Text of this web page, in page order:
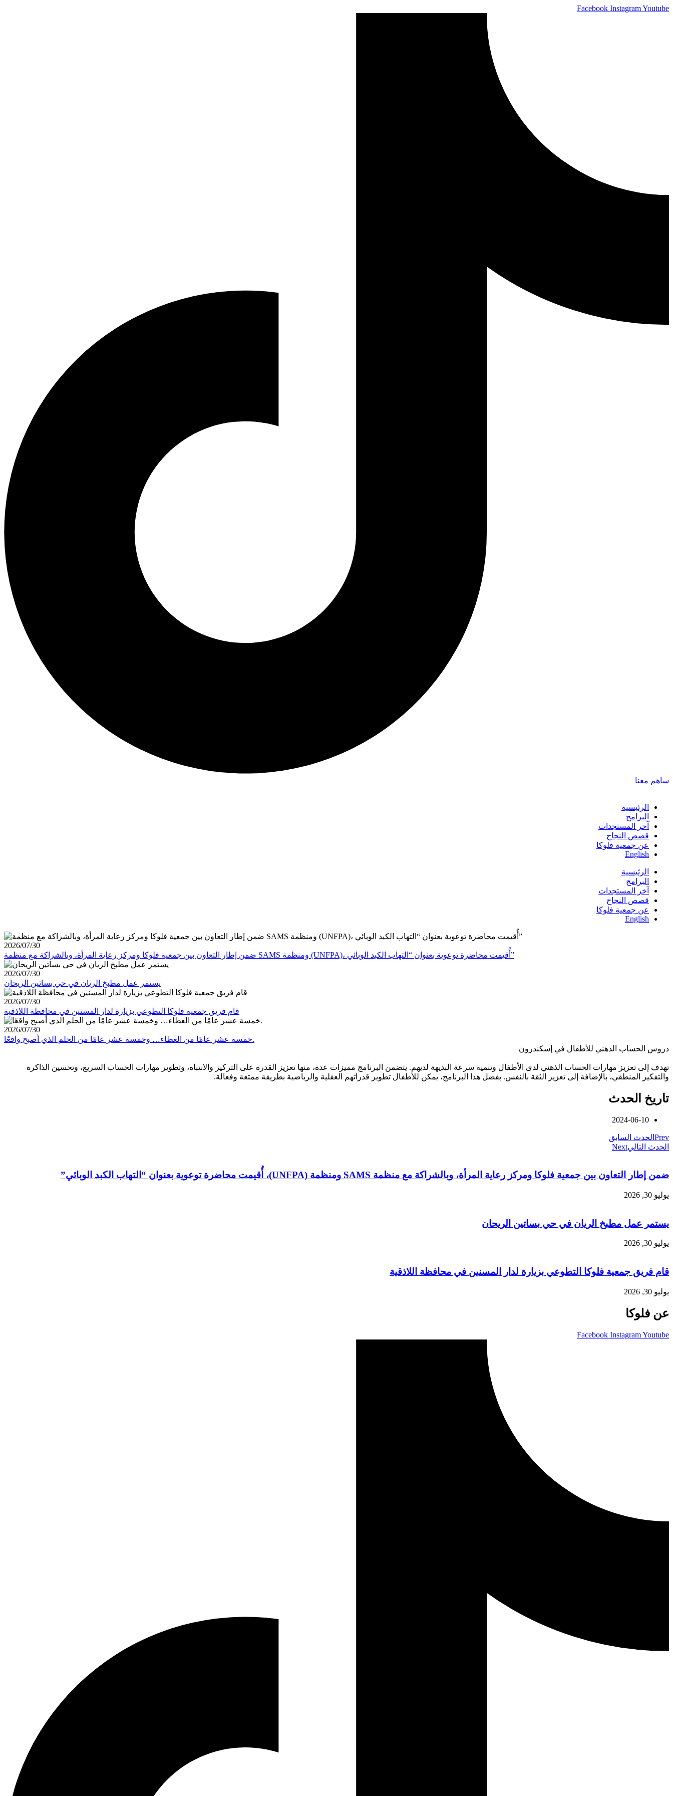
Skip
Facebook InstagramYoutube
ساهم معنا
الرئيسية
البرامج
آخر المستجدات
قصص النجاح
عن جمعية فلوكا
English
الرئيسية
البرامج
آخر المستجدات
قصص النجاح
عن جمعية فلوكا
English
2026/07/30
ضمن إطار التعاون بين جمعية فلوكا ومركز رعاية المرأة، وبالشراكة مع منظمة SAMS ومنظمة (UNFPA)، أُقيمت محاضرة توعوية بعنوان “التهاب الكبد الوبائي”
2026/07/30
يستمر عمل مطبخ الريان في حي بساتين الريحان
2026/07/30
قام فريق جمعية فلوكا التطوعي بزيارة لدار المسنين في محافظة اللاذقية
2026/07/30
خمسة عشر عامًا من العطاء… وخمسة عشر عامًا من الحلم الذي أصبح واقعًا.
دروس الحساب الذهني للأطفال في إسكندرون
تهدف إلى تعزيز مهارات الحساب الذهني لدى الأطفال وتنمية سرعة البديهة لديهم. يتضمن البرنامج مميزات عدة، منها تعزيز القدرة على التركيز والانتباه، وتطوير مهارات الحساب السريع، وتحسين الذاكرة
والتفكير المنطقي، بالإضافة إلى تعزيز الثقة بالنفس. بفضل هذا البرنامج، يمكن للأطفال تطوير قدراتهم العقلية والرياضية بطريقة ممتعة وفعالة.
تاريخ الحدث
2024-06-10
Prev الحدث السابق
الحدث التاليNext
ضمن إطار التعاون بين جمعية فلوكا ومركز رعاية المرأة، وبالشراكة مع منظمة SAMS ومنظمة (UNFPA)، أُقيمت محاضرة توعوية بعنوان “التهاب الكبد الوبائي”
يوليو 30, 2026
يستمر عمل مطبخ الريان في حي بساتين الريحان
يوليو 30, 2026
قام فريق جمعية فلوكا التطوعي بزيارة لدار المسنين في محافظة اللاذقية
يوليو 30, 2026
عن فلوكا
Facebook InstagramYoutube